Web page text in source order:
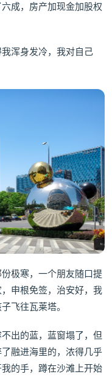
成，房产加现金加股权
浑身发冷，我对自己
极寒，一个朋友随口提
申根免签，治安好，我
飞往瓦莱塔。
出的蓝，蓝窗塌了，但
融进海里的，浓得几乎
的手，蹲在沙滩上开始